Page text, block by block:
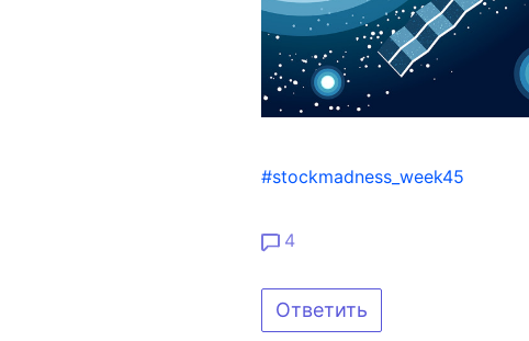
#stockmadness_week45
4
Ответить